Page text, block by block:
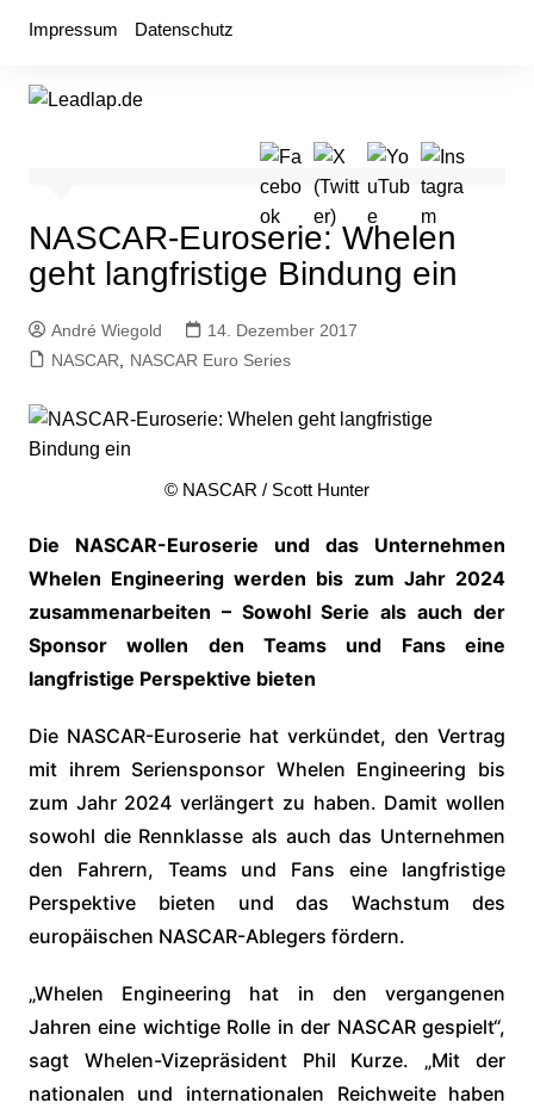
Impressum Datenschutz
NASCAR-Euroserie: Whelen
geht langfristige Bindung ein
André Wiegold
14. Dezember 2017
NASCAR, NASCAR Euro Series
© NASCAR / Scott Hunter
Die NASCAR-Euroserie und das Unternehmen
Whelen Engineering werden bis zum Jahr 2024
zusammenarbeiten – Sowohl Serie als auch der
Sponsor wollen den Teams und Fans eine
langfristige Perspektive bieten
Die NASCAR-Euroserie hat verkündet, den Vertrag
mit ihrem Seriensponsor Whelen Engineering bis
zum Jahr 2024 verlängert zu haben. Damit wollen
sowohl die Rennklasse als auch das Unternehmen
den Fahrern, Teams und Fans eine langfristige
Perspektive bieten und das Wachstum des
europäischen NASCAR-Ablegers fördern.
„Whelen Engineering hat in den vergangenen
Jahren eine wichtige Rolle in der NASCAR gespielt“,
sagt Whelen-Vizepräsident Phil Kurze. „Mit der
nationalen und internationalen Reichweite haben